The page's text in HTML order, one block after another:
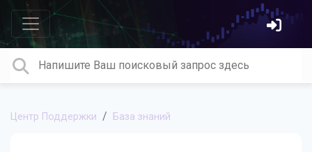
Центр Поддержки База знаний